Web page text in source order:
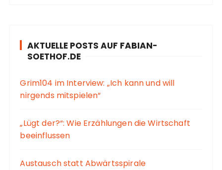
AKTUELLE POSTS AUF FABIAN-
SOETHOF.DE
Grim104 im Interview: „Ich kann und will
nirgends mitspielen“
„Lügt der?“: Wie Erzählungen die Wirtschaft
beeinflussen
Austausch statt Abwärtsspirale